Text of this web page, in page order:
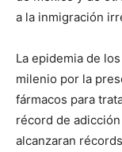
a la inmigración
La epidemia de
milenio por la
fármacos para
récord de
alcanzaran